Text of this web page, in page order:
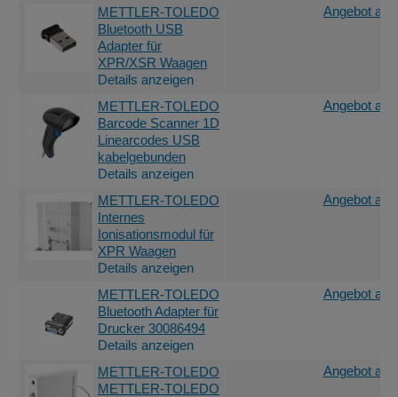
METTLER-TOLEDO
Bluetooth USB
Adapter für
XPR/XSR Waagen
Details anzeigen
Angebot
METTLER-TOLEDO
Barcode Scanner 1D
Linearcodes USB
kabelgebunden
Details anzeigen
Angebot
METTLER-TOLEDO
Internes
Ionisationsmodul für
XPR Waagen
Details anzeigen
Angebot
METTLER-TOLEDO
Bluetooth Adapter für
Drucker 30086494
Details anzeigen
Angebot
METTLER-TOLEDO
METTLER-TOLEDO
Angebot